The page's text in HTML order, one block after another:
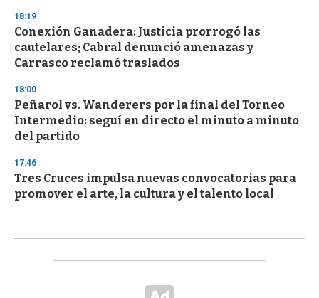
18:19
Conexión Ganadera: Justicia prorrogó las
cautelares; Cabral denunció amenazas y
Carrasco reclamó traslados
18:00
Peñarol vs. Wanderers por la final del Torneo
Intermedio: seguí en directo el minuto a minuto
del partido
17:46
Tres Cruces impulsa nuevas convocatorias para
promover el arte, la cultura y el talento local